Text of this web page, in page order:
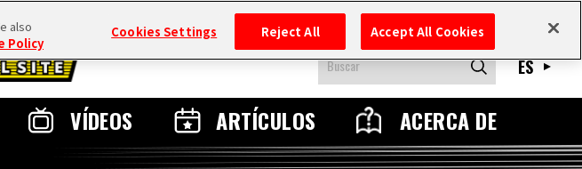
VÍDEOS ARTÍCULOS ACERCA DE
ES
also
Policy
Cookies Settings Reject All Accept All Cookies